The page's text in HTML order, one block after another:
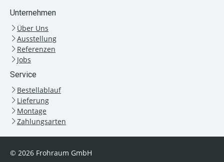
Unternehmen
Über Uns
Ausstellung
Referenzen
Jobs
Service
Bestellablauf
Lieferung
Montage
Zahlungsarten
© 2026 Frohraum GmbH